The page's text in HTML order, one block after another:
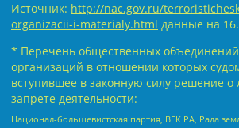
Источник: http://nac.gov.ru/
organizacii-i-materialy.html данные на
* Перечень общественных
организаций в отношении которых
вступившее в законную силу решение о
запрете деятельности:
Национал-большевистская партия, ВЕК РА, Рада